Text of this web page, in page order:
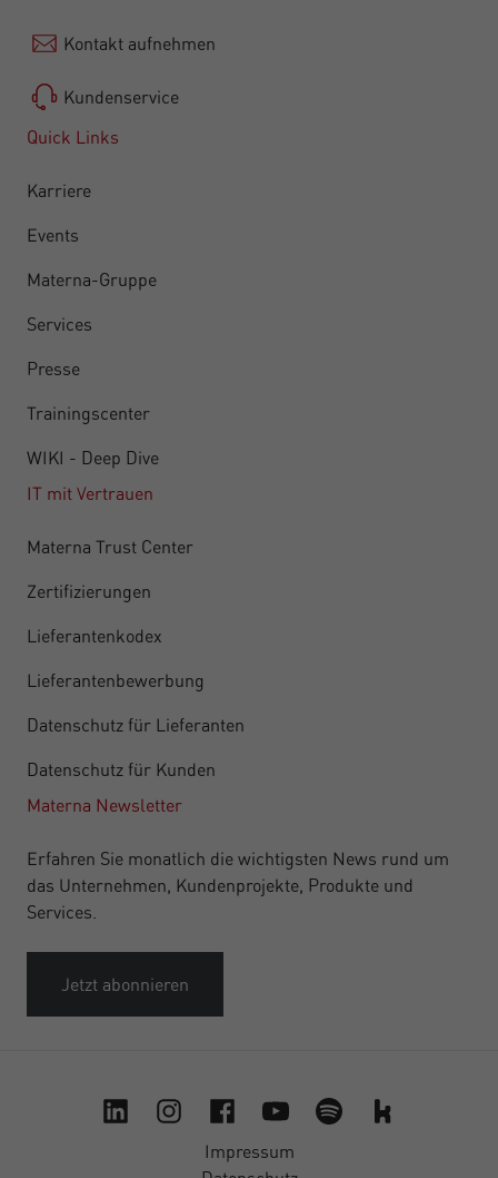
Kontakt aufnehmen
Kundenservice
Quick Links
Karriere
Events
Materna-Gruppe
Services
Presse
Trainingscenter
WIKI - Deep Dive
IT mit Vertrauen
Materna Trust Center
Zertifizierungen
Lieferantenkodex
Lieferantenbewerbung
Datenschutz für Lieferanten
Datenschutz für Kunden
Materna Newsletter
Erfahren Sie monatlich die wichtigsten News rund um
das Unternehmen, Kundenprojekte, Produkte und
Services.
Jetzt abonnieren
Impressum